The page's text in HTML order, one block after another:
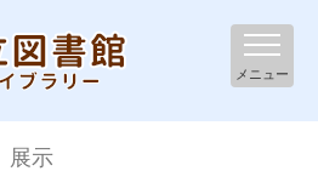
メニュー
展示